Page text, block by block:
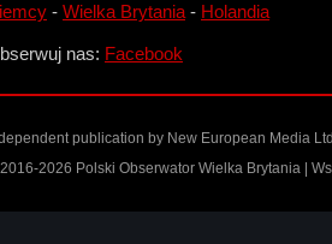
- Wielka Brytania - Holandia
nas: Facebook
publication by New European Media Ltd
2026 Polski Obserwator Wielka Brytania |